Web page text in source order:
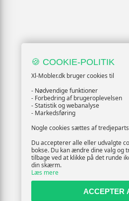
🍪 COOKIE-POLITIK
Xl-Mobler.dk bruger cookies til
- Nødvendige funktioner
- Forbedring af brugeroplevelsen
- Statistik og webanalyse
- Markedsføring
Nogle cookies sættes af
Du accepterer alle eller udvalgte
bokse. Du kan ændre dine valg og
tilbage ved at klikke på det runde
din skærm.
Læs mere
ACCEPTER